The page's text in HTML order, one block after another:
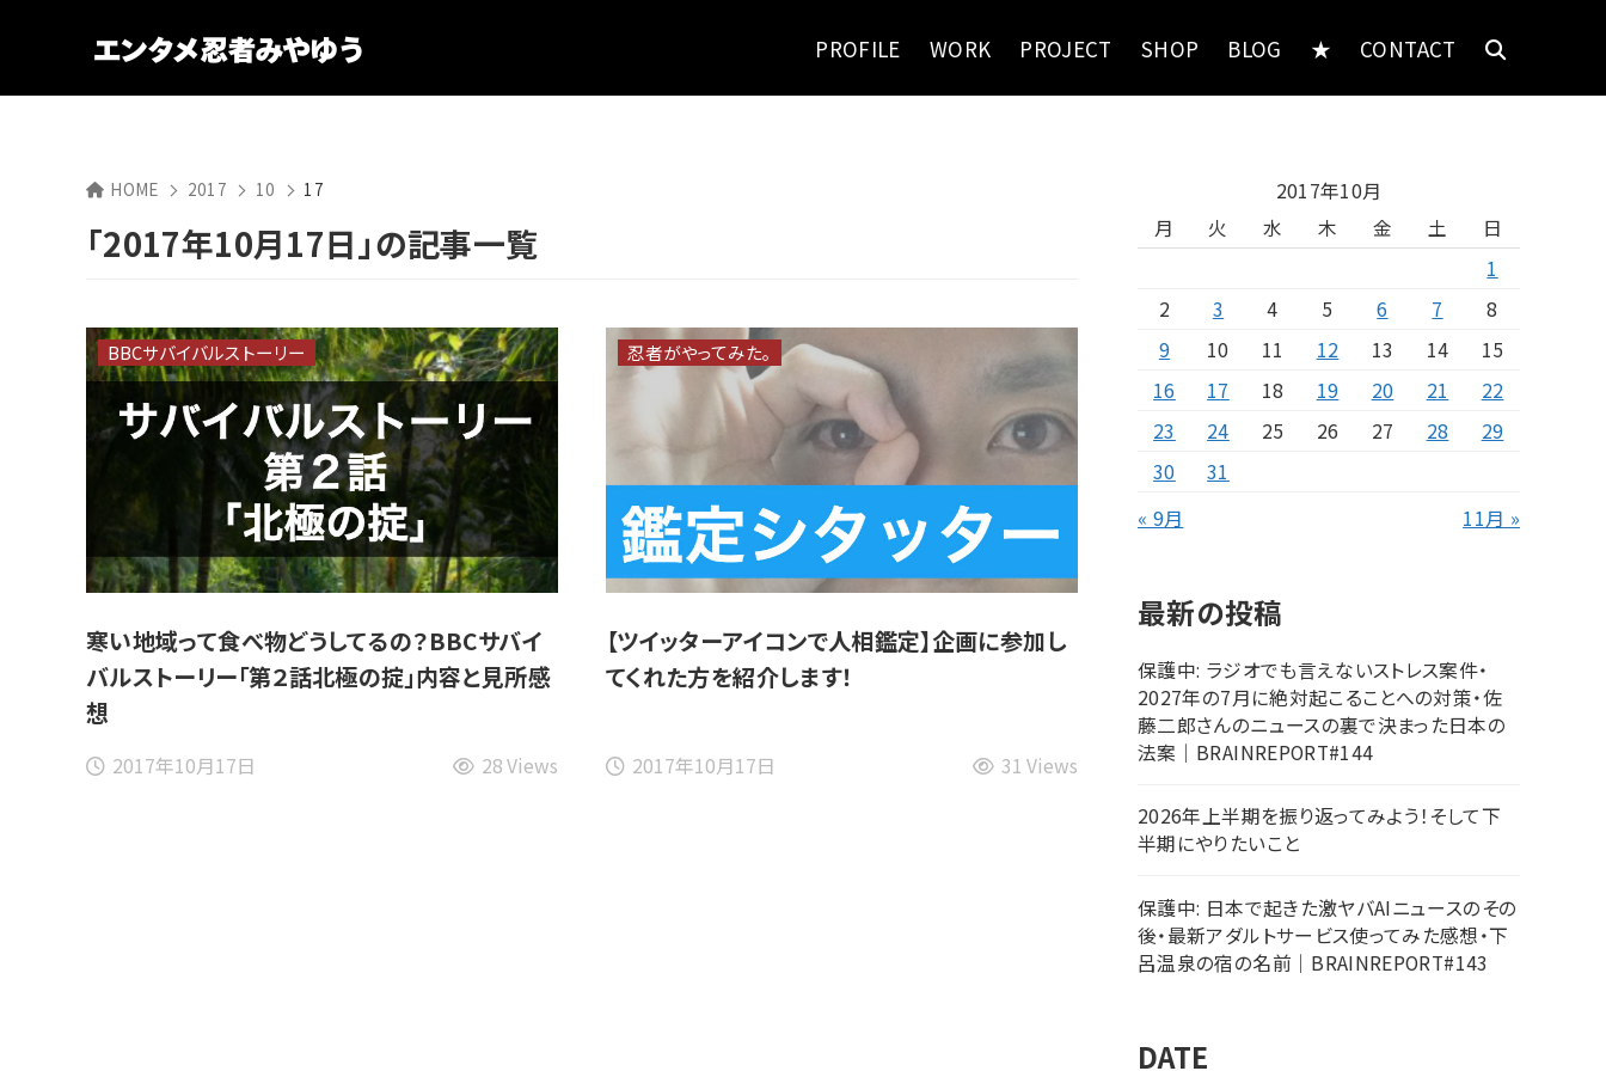
PROFILE WORK PROJECT SHOP BLOG ★ CONTACT
HOME 2017 10 17
「2017年10月17日」の記事一覧
寒い地域って食べ物どうしてるの？BBCサバイ
バルストーリー「第２話北極の掟」内容と見所感
想
2017年10月17日
BBCサバイバルストーリー
28 Views
【ツイッターアイコンで人相鑑定】企画に参加し
てくれた方を紹介します！
2017年10月17日
忍者がやってみた。
31 Views
2017年10月
月
火 水 木 金 土
日
1
2
3 4 5 6 7
8
9
10 11 12 13 14
15
16
17 18 19 20 21
22
23
24 25 26 27 28
29
30
31
« 9月
11月 »
最新の投稿
保護中: ラジオでも言えないストレス案件・
2027年の7月に絶対起こることへの対策・佐
藤二郎さんのニュースの裏で決まった日本の
法案｜BRAINREPORT#144
2026年上半期を振り返ってみよう！そして下
半期にやりたいこと
保護中: 日本で起きた激ヤバAIニュースのその
後・最新アダルトサービス使ってみた感想・下
呂温泉の宿の名前｜BRAINREPORT#143
DATE